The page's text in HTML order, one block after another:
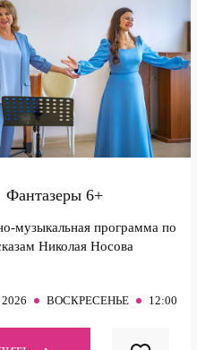
Фантазеры 6+
музыкальная программа по
Николая Носова
ВОСКРЕСЕНЬЕ 12:00